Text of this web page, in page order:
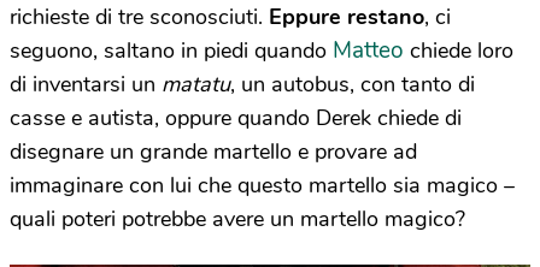
richieste di tre sconosciuti. Eppure restano, ci
seguono, saltano in piedi quando Matteo chiede loro
di inventarsi un matatu, un autobus, con tanto di
casse e autista, oppure quando Derek chiede di
disegnare un grande martello e provare ad
immaginare con lui che questo martello sia magico –
quali poteri potrebbe avere un martello magico?